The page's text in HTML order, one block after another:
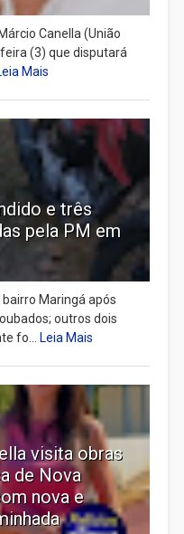
Canella (União
(3) que disputará
Mais
e três
pela PM em
Maringá após
outros dois
fo...
Leia Mais
visita obras
de Nova
nova e